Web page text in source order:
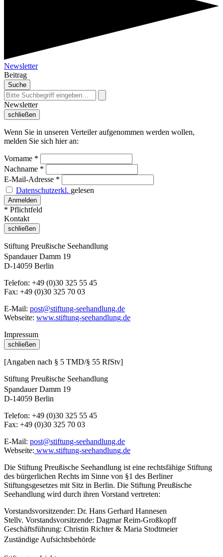
Newsletter
Beitrag
Suche
Newsletter
schließen
Wenn Sie in unseren Verteiler aufgenommen werden wollen,
melden Sie sich hier an:
Vorname *
Nachname *
E-Mail-Adresse *
Datenschutzerkl. gelesen
* Pflichtfeld
Kontakt
schließen
Stiftung Preußische Seehandlung
Spandauer Damm 19
D-14059 Berlin
Telefon: +49 (0)30 325 55 45
Fax: +49 (0)30 325 70 03
E-Mail: post@stiftung-seehandlung.de
Webseite: www.stiftung-seehandlung.de
Impressum
schließen
[Angaben nach § 5 TMD/§ 55 RfStv]
Stiftung Preußische Seehandlung
Spandauer Damm 19
D-14059 Berlin
Telefon: +49 (0)30 325 55 45
Fax: +49 (0)30 325 70 03
E-Mail: post@stiftung-seehandlung.de
Webseite: www.stiftung-seehandlung.de
Die Stiftung Preußische Seehandlung ist eine rechtsfähige Stiftung
des bürgerlichen Rechts im Sinne von §1 des Berliner
Stiftungsgesetzes mit Sitz in Berlin. Die Stiftung Preußische
Seehandlung wird durch ihren Vorstand vertreten:
Vorstandsvorsitzender: Dr. Hans Gerhard Hannesen
Stellv. Vorstandsvorsitzende: Dagmar Reim-Großkopff
Geschäftsführung: Christin Richter & Maria Stodtmeier
Zuständige Aufsichtsbehörde